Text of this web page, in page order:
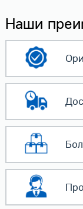
Наши